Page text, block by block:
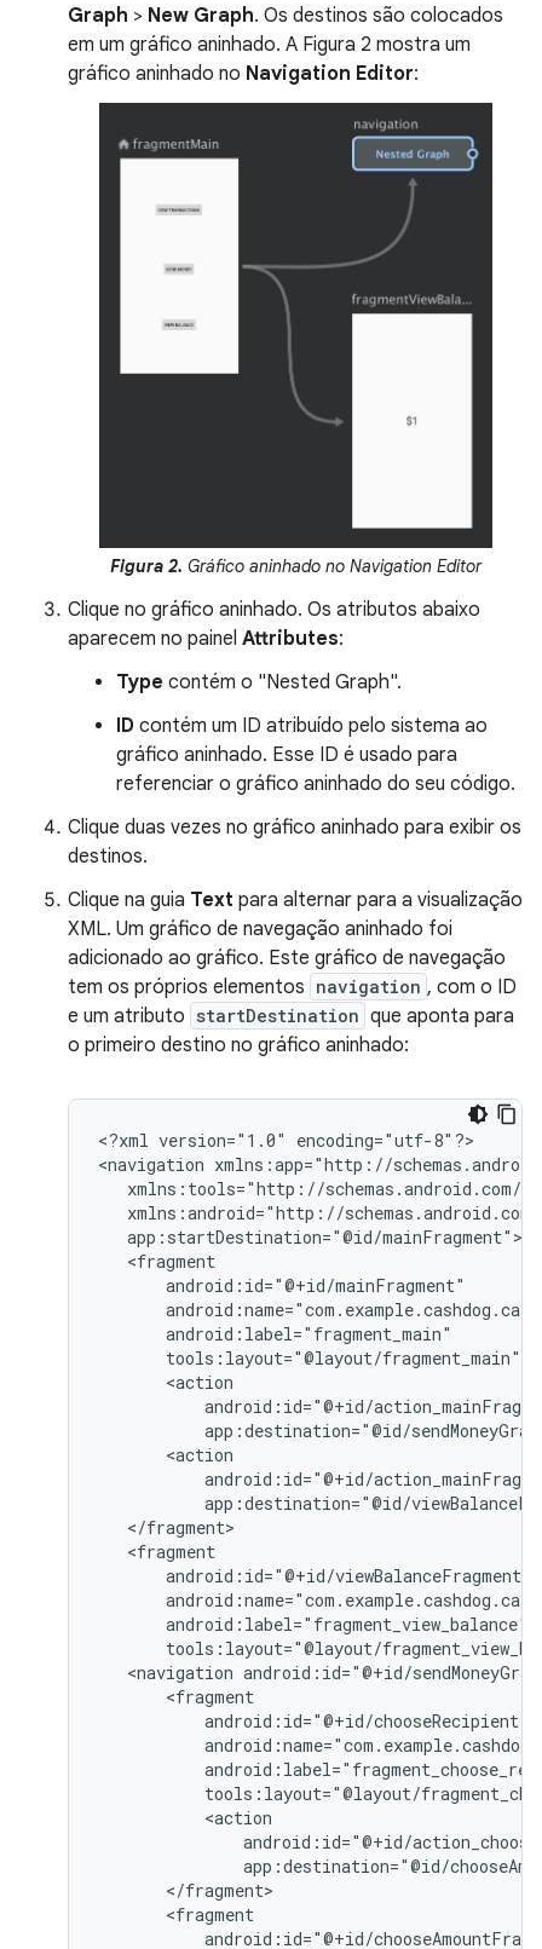
Graph > New Graph. Os destinos são colocados
em um gráfico aninhado. A Figura 2 mostra um
gráfico aninhado no Navigation Editor:
Figura 2. Gráfico aninhado no Navigation Editor
Clique no gráfico aninhado. Os atributos abaixo
aparecem no painel Attributes:
Type contém o "Nested Graph".
ID contém um ID atribuído pelo sistema ao
gráfico aninhado. Esse ID é usado para
referenciar o gráfico aninhado do seu código.
Clique duas vezes no gráfico aninhado para exibir os
destinos.
Clique na guia Text para alternar para a visualização
XML. Um gráfico de navegação aninhado foi
adicionado ao gráfico. Este gráfico de navegação
tem os próprios elementos navigation , com o ID
e um atributo startDestination que aponta para
o primeiro destino no gráfico aninhado:
<?xml version="1.0"
encoding="utf-8"?>
<navigation
tools:layout="@layout/fragment_main"
app:destination="@id/
app:destination="@id/
tools:layout="@layout/
<navigation android:id="@+id/
app:destination="@id/